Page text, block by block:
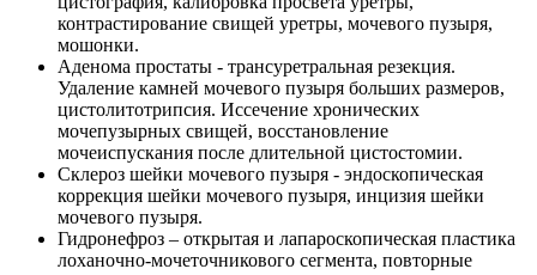
контрастирование свищей уретры, мочевого пузыря,
мошонки.
Аденома простаты - трансуретральная резекция.
Удаление камней мочевого пузыря больших размеров,
цистолитотрипсия. Иссечение хронических
мочепузырных свищей, восстановление
мочеиспускания после длительной цистостомии.
Склероз шейки мочевого пузыря - эндоскопическая
коррекция шейки мочевого пузыря, инцизия шейки
мочевого пузыря.
Гидронефроз – открытая и лапароскопическая пластика
лоханочно-мочеточникового сегмента, повторные